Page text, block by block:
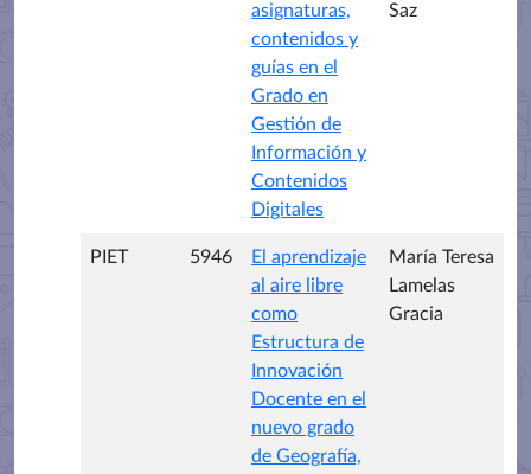
asignaturas,
contenidos y
guías en el
Grado en
Gestión de
Información y
Contenidos
Digitales
Saz
PIET 5946
El aprendizaje
al aire libre
como
Estructura de
Innovación
Docente en el
nuevo grado
de Geografía,
María Teresa
Lamelas
Gracia